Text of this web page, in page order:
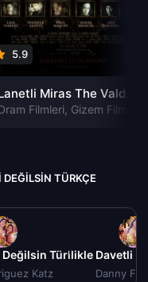
5.9
Filmleri, Gizem Filmleri
TÜRKÇE
(2023)
Değilsin Türkçe Dublaj
Katz
Kesinlikle Davetli
Danny
Bat